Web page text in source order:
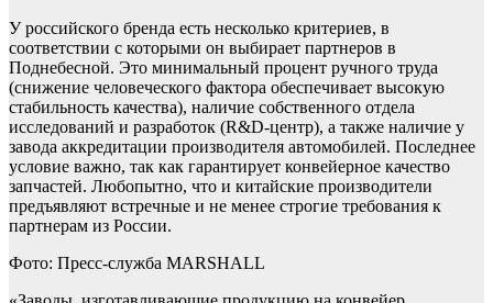
У российского бренда есть несколько критериев, в
соответствии с которыми он выбирает партнеров в
Поднебесной. Это минимальный процент ручного труда
(снижение человеческого фактора обеспечивает высокую
стабильность качества), наличие собственного отдела
исследований и разработок (R&D-центр), а также наличие у
завода аккредитации производителя автомобилей. Последнее
условие важно, так как гарантирует конвейерное качество
запчастей. Любопытно, что и китайские производители
предъявляют встречные и не менее строгие требования к
партнерам из России.
Фото: Пресс-служба MARSHALL